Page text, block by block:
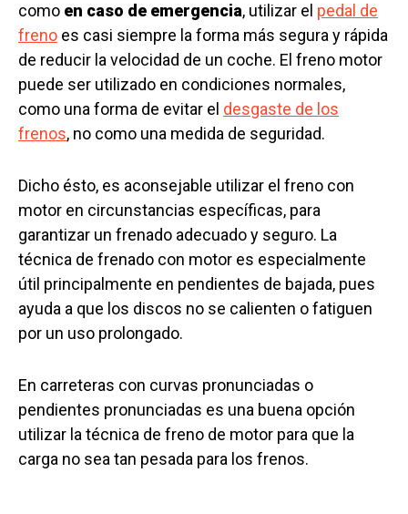
como en caso de emergencia, utilizar el pedal de
freno es casi siempre la forma más segura y rápida
de reducir la velocidad de un coche. El freno motor
puede ser utilizado en condiciones normales,
como una forma de evitar el desgaste de los
frenos, no como una medida de seguridad.
Dicho ésto, es aconsejable utilizar el freno con
motor en circunstancias específicas, para
garantizar un frenado adecuado y seguro. La
técnica de frenado con motor es especialmente
útil principalmente en pendientes de bajada, pues
ayuda a que los discos no se calienten o fatiguen
por un uso prolongado.
En carreteras con curvas pronunciadas o
pendientes pronunciadas es una buena opción
utilizar la técnica de freno de motor para que la
carga no sea tan pesada para los frenos.